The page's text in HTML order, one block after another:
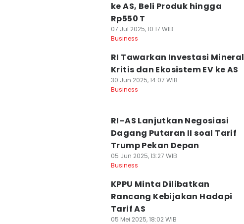
ke AS, Beli Produk hingga
Rp550 T
07 Jul 2025, 10:17 WIB
Business
RI Tawarkan Investasi Mineral
Kritis dan Ekosistem EV ke AS
30 Jun 2025, 14:07 WIB
Business
RI–AS Lanjutkan Negosiasi
Dagang Putaran II soal Tarif
Trump Pekan Depan
05 Jun 2025, 13:27 WIB
Business
KPPU Minta Dilibatkan
Rancang Kebijakan Hadapi
Tarif AS
05 Mei 2025, 18:02 WIB